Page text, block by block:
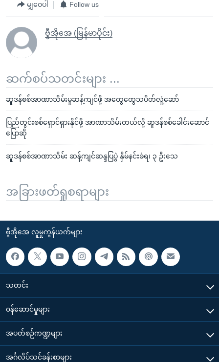
မျှဝေပါ Follow us
ဗွီအိုအေ (မြန်မာပိုင်း)
ဆက်စပ်သတင်းများ ...
ဆူဒန်စစ်အာဏာသိမ်းမှုဆန့်ကျင်ဖို့ အထွေထွေသပိတ်လှုံ့ဆော်
ပြည်တွင်းစစ်ရှောင်ရှားနိုင်ဖို့ အာဏာသိမ်းတယ်လို့ ဆူဒန်စစ်ခေါင်းဆောင်
ပြောဆို
ဆူဒန်စစ်အာဏာသိမ်း ဆန့်ကျင်ဆန္ဒပြပွဲ နှိမ်နင်းခံရ၊ ၃ ဦးသေ
အခြားဖတ်ရှုစရာများ
ဗွီအိုအေ လူမှုကွန်ယက်များ
သတင်း
၀န်ဆောင်မှုများ
အပတ်စဉ်ကဏ္ဍများ
အင်္ဂလိပ်သင်ခန်းစာများ